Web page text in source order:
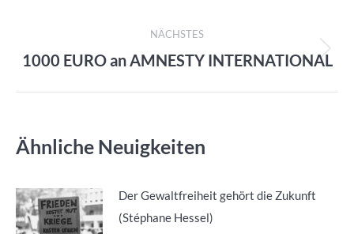
NÄCHSTES
Nächster
1000 EURO an AMNESTY INTERNATIONAL
Ähnliche Neuigkeiten
Der Gewaltfreiheit gehört die Zukunft
(Stéphane Hessel)